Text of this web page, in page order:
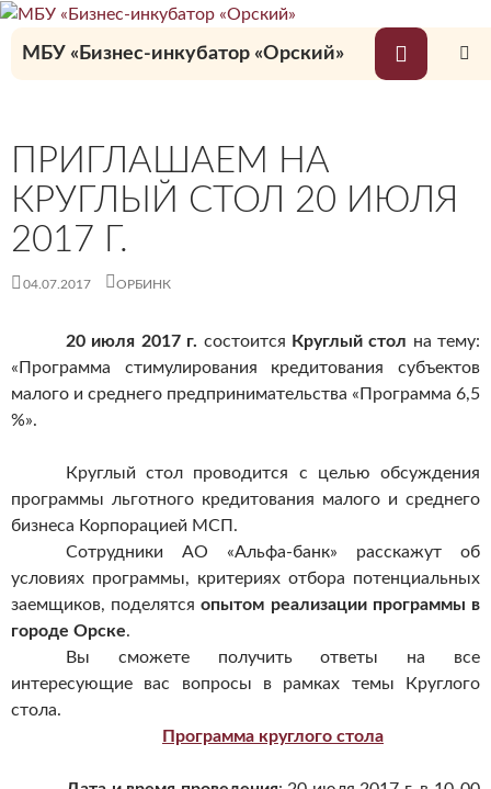
Перейти
МБУ «Бизнес-инкубатор «Орский»
ПРИГЛАШАЕМ НА
КРУГЛЫЙ СТОЛ 20 ИЮЛЯ
2017 Г.
04.07.2017 ОРБИНК
20 июля 2017 г. состоится Круглый стол на тему:
«Программа стимулирования кредитования субъектов
малого и среднего предпринимательства «Программа 6,5
%».
Круглый стол проводится с целью обсуждения
программы льготного кредитования малого и среднего
бизнеса Корпорацией МСП.
Сотрудники АО «Альфа-банк» расскажут об
условиях программы, критериях отбора потенциальных
заемщиков, поделятсяопытом реализации программы в
городе Орске.
Вы сможете получить ответы на все
интересующие вас вопросы в рамках темы Круглого
стола.
Программа круглого стола